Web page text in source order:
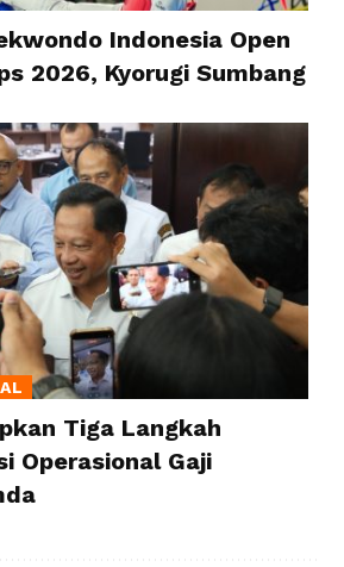
Indonesia Open
2026, Kyorugi Sumbang
Tiga Langkah
Operasional Gaji